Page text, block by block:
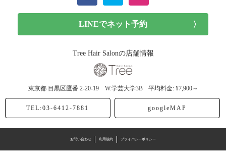
Tree Hair Salonの店舗情報
東京都 目黒区鷹番 2-20-19 W.学芸大学3B 平均料金: ¥7,900～
TEL:03-6412-7881 googleMAP
お問い合わせ 利用規約 プライバシーポリシー